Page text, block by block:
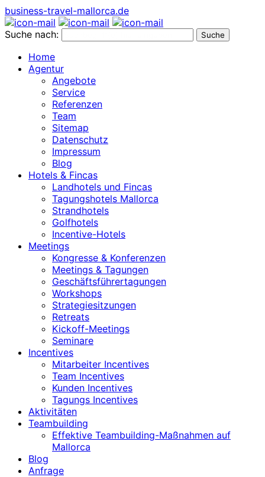
business-travel-mallorca.de
Suche nach:
Home
Agentur
Angebote
Service
Referenzen
Team
Sitemap
Datenschutz
Impressum
Blog
Hotels & Fincas
Landhotels und Fincas
Tagungshotels Mallorca
Strandhotels
Golfhotels
Incentive-Hotels
Meetings
Kongresse & Konferenzen
Meetings & Tagungen
Geschäftsführertagungen
Workshops
Strategiesitzungen
Retreats
Kickoff-Meetings
Seminare
Incentives
Mitarbeiter Incentives
Team Incentives
Kunden Incentives
Tagungs Incentives
Aktivitäten
Teambuilding
Effektive Teambuilding-Maßnahmen auf
Mallorca
Blog
Anfrage